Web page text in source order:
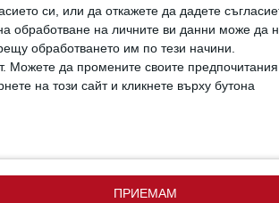
си, или да откажете да дадете
обработване на личните ви данни може да
обработването им по тези начини.
Можете да промените своите
на този сайт и кликнете върху бутона
ПРИЕМАМ
под серия от